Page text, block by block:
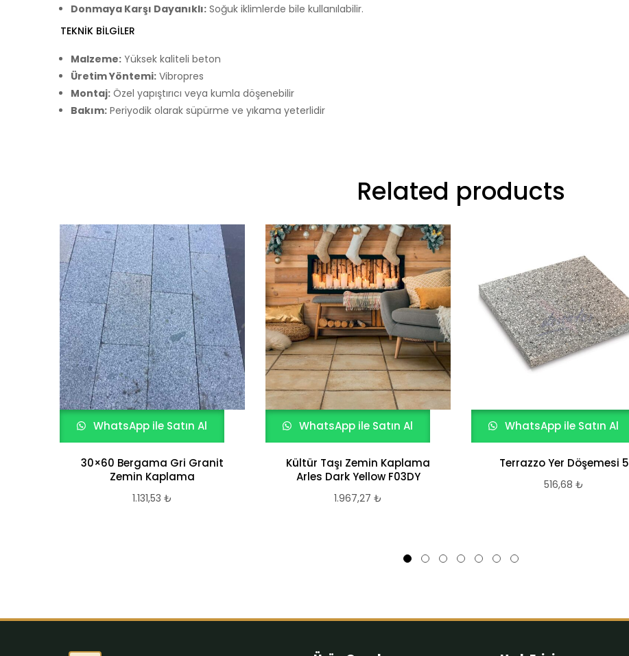
Donmaya Karşı Dayanıklı: Soğuk iklimlerde bile kullanılabilir.
TEKNIK BILGILER
Malzeme: Yüksek kaliteli beton
Üretim Yöntemi: Vibropres
Montaj: Özel yapıştırıcı veya kumla döşenebilir
Bakım: Periyodik olarak süpürme ve yıkama yeterlidir
Related products
WhatsApp ile Satın Al
30×60 Bergama Gri Granit
Zemin Kaplama
1.131,53 ₺
WhatsApp ile Satın Al
Kültür Taşı Zemin Kaplama
Arles Dark Yellow F03DY
1.967,27 ₺
WhatsApp ile Satın Al
Terrazzo Yer Döşemesi 5
516,68 ₺